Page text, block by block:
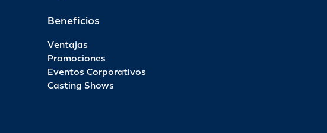
Beneficios
Ventajas
Promociones
Eventos Corporativos
Casting Shows